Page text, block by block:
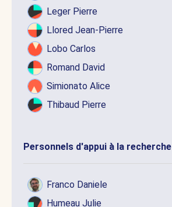
Leger Pierre
Llored Jean-Pierre
Lobo Carlos
Romand David
Simionato Alice
Thibaud Pierre
Personnels d'appui à la recherche
Franco Daniele
Humeau Julie